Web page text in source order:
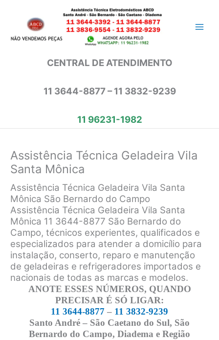
conteúdo
CENTRAL DE ATENDIMENTO
11 3644-8877 – 11 3832-9239
11 96231-1982
Assistência Técnica Geladeira Vila
Santa Mônica
Assistência Técnica Geladeira Vila Santa
Mônica São Bernardo do Campo
Assistência Técnica Geladeira Vila Santa
Mônica 11 3644-8877 São Bernardo do
Campo, técnicos experientes, qualificados e
especializados para atender a domicílio para
instalação, conserto, reparo e manutenção
de geladeiras e refrigeradores importados e
nacionais de todas as marcas e modelos.
ANOTE ESSES NÚMEROS, QUANDO
PRECISAR É SÓ LIGAR:
11 3644-8877 – 11 3832-9239
Santo André – São Caetano do Sul, São
Bernardo do Campo, Diadema e Região